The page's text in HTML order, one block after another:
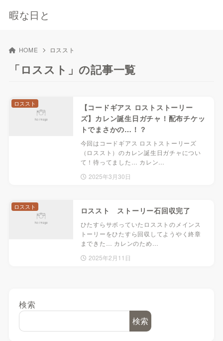
暇な日と
HOME ロススト
「ロススト」の記事一覧
【コードギアス ロストストーリー
ズ】カレン誕生日ガチャ！配布チケッ
トでまさかの…！？
今回はコードギアス ロストストーリーズ
（ロススト）のカレン誕生日ガチャについ
て！待ってました… カレン…
2025年3月30日
ロススト
ロススト ストーリー石回収完了
ひたすらサボっていたロスストのメインス
トーリーをひたすら回収してようやく終章
まできた… カレンのため…
2025年2月11日
ロススト
検索
検索